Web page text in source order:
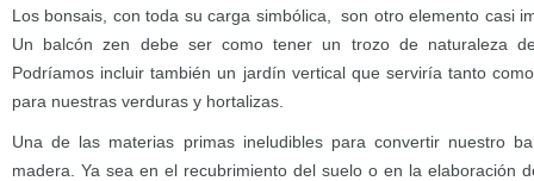
Los bonsais, con toda su carga simbólica, son otro elemento casi
Un balcón zen debe ser como tener un trozo de naturaleza
Podríamos incluir también un jardín vertical que serviría tanto
para nuestras verduras y hortalizas.
Una de las materias primas ineludibles para convertir nuestro
madera. Ya sea en el recubrimiento del suelo o en la elaboración